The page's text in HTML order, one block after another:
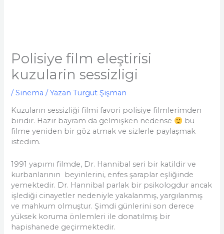
Polisiye film eleştirisi
kuzularin sessizligi
/Sinema / Yazan Turgut Şişman
Kuzuların sessizliği filmi favori polisiye filmlerimden
biridir. Hazır bayram da gelmişken nedense
bu
filme yeniden bir göz atmak ve sizlerle paylaşmak
istedim.
1991 yapımı filmde, Dr. Hannibal seri bir katildir ve
kurbanlarının beyinlerini, enfes şaraplar eşliğinde
yemektedir. Dr. Hannibal parlak bir psikologdur ancak
işlediği cinayetler nedeniyle yakalanmış, yargılanmış
ve mahkum olmuştur. Şimdi günlerini son derece
yüksek koruma önlemleri ile donatılmış bir
hapishanede geçirmektedir.